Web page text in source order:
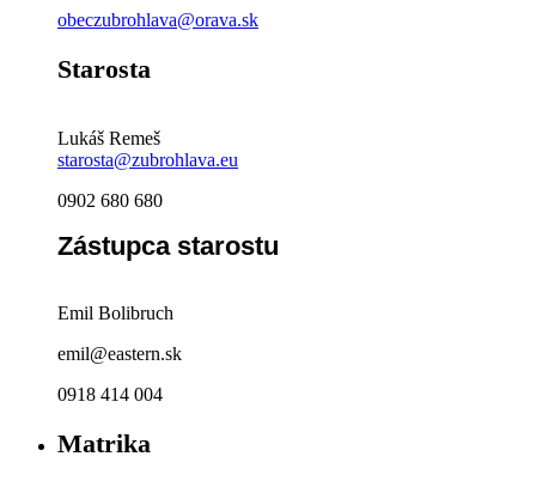
obeczubrohlava@orava.sk
Starosta
Lukáš Remeš
starosta@zubrohlava.eu
0902 680 680
Zástupca starostu
Emil Bolibruch
emil@eastern.sk
0918 414 004
Matrika